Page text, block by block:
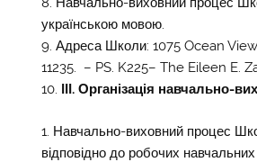
українською мовою.
Адреса Школи: 1075 Ocean
11235. – PS. K225– The Eileen E.
III. Організація навчально-
Навчально-виховний процес
відповідно до робочих навчальних